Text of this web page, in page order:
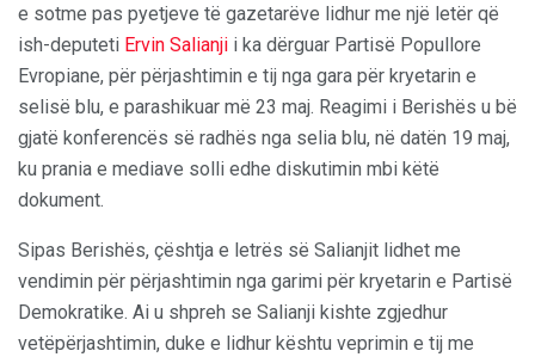
e sotme pas pyetjeve të gazetarëve lidhur me një letër që
ish-deputeti Ervin Salianji i ka dërguar Partisë Popullore
Evropiane, për përjashtimin e tij nga gara për kryetarin e
selisë blu, e parashikuar më 23 maj. Reagimi i Berishës u bë
gjatë konferencës së radhës nga selia blu, në datën 19 maj,
ku prania e mediave solli edhe diskutimin mbi këtë
dokument.
Sipas Berishës, çështja e letrës së Salianjit lidhet me
vendimin për përjashtimin nga garimi për kryetarin e Partisë
Demokratike. Ai u shpreh se Salianji kishte zgjedhur
vetëpërjashtimin, duke e lidhur kështu veprimin e tij me